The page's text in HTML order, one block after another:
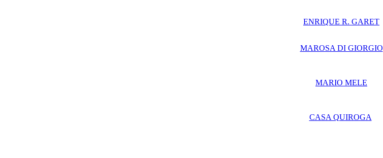
ENRIQUE R. GARET
MAROSA DI GIORGIO
MARIO MELE
CASA QUIROGA